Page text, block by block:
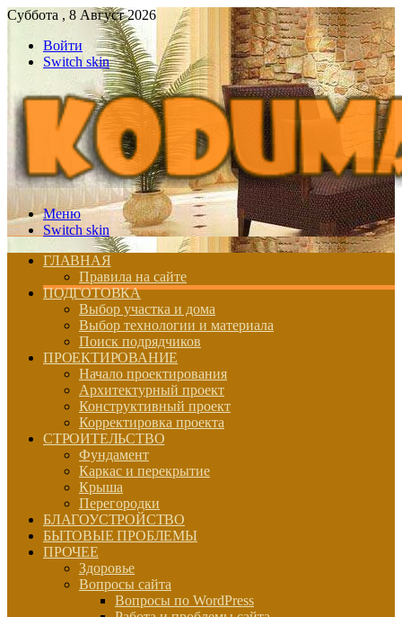
Суббота , 8 Август 2026
Войти
Switch skin
Меню
Switch skin
ГЛАВНАЯ
Правила на сайте
ПОДГОТОВКА
Выбор участка и дома
Выбор технологии и материала
Поиск подрядчиков
ПРОЕКТИРОВАНИЕ
Начало проектирования
Архитектурный проект
Конструктивный проект
Корректировка проекта
СТРОИТЕЛЬСТВО
Фундамент
Каркас и перекрытие
Крыша
Перегородки
БЛАГОУСТРОЙСТВО
БЫТОВЫЕ ПРОБЛЕМЫ
ПРОЧЕЕ
Здоровье
Вопросы сайта
Вопросы по WordPress